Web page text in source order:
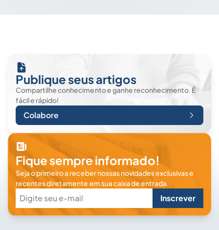
Publique seus artigos
Compartilhe conhecimento e ganhe reconhecimento. É
fácil e rápido!
Colabore
Fique sempre informado!
Seja o primeiro a receber nossas novidades exclusivas e
recentes diretamente em sua caixa de entrada.
Inscrever